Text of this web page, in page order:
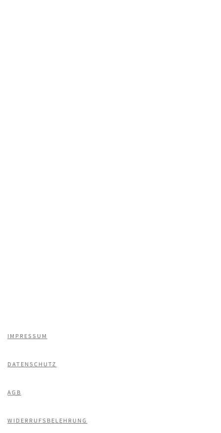
IMPRESSUM
DATENSCHUTZ
AGB
WIDERRUFSBELEHRUNG